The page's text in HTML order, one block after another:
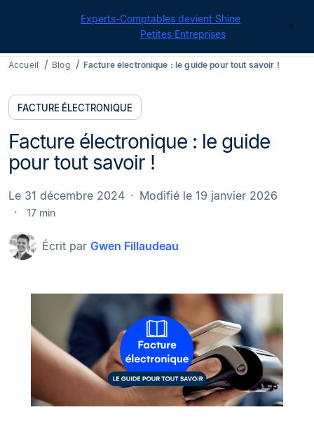
Experts-Comptables devient Shine
Petites Entreprises
Accueil Blog Facture électronique : le guide pour tout savoir !
FACTURE ÉLECTRONIQUE
Facture électronique : le guide
pour tout savoir !
Écrit par Gwen Fillaudeau
Le 31 décembre 2024 Modifié le 19 janvier 2026
17 min